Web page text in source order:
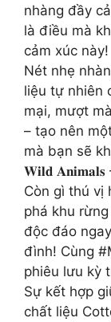
nhàng đầy
là điều mà
cảm xúc này!
Nét nhẹ
liệu tự nhiên
mại, mượt
– tạo nên
mà bạn sẽ
𝐖𝐢𝐥𝐝
Còn gì thú vị
phá khu
độc đáo
đình! Cùng
phiêu lưu kỳ
Sự kết hợp
chất liệu